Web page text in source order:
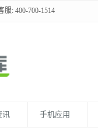
服: 400-700-1514
讯 手机应用